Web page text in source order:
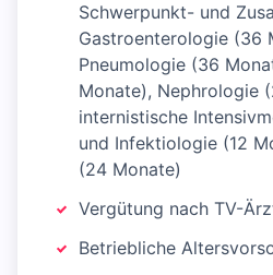
Schwerpunkt- und
Gastroenterologie (36
Pneumologie (36
Monate), Nephrologie
internistische
und Infektiologie (12
(24 Monate)
Vergütung nach TV-
Betriebliche